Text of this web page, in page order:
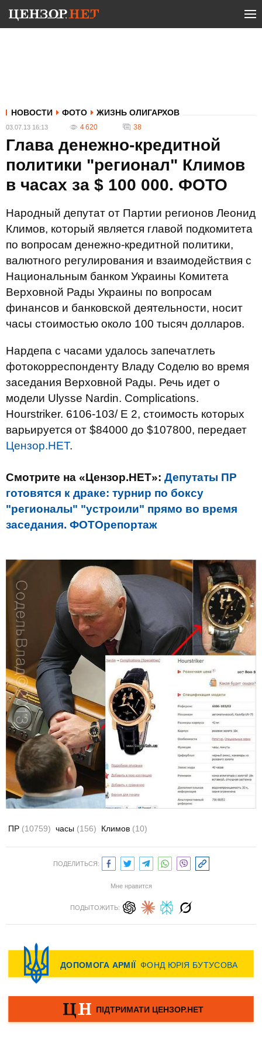
НОВОСТИ ФОТО ЖИЗНЬ ОЛИГАРХОВ
03.07.13 16:13 4 620 38
Глава денежно-кредитной
политики "регионал" Климов
в часах за $ 100 000. ФОТО
Народный депутат от Партии регионов Леонид
Климов, который является главой подкомитета
по вопросам денежно-кредитной политики,
валютного регулирования и взаимодействия с
Национальным банком Украины Комитета
Верховной Рады Украины по вопросам
финансов и банковской деятельности, носит
часы стоимостью около 100 тысяч долларов.
Нардепа с часами удалось запечатлеть
фотокорреспонденту Владу Соделю во время
заседания Верховной Рады. Речь идет о
модели Ulysse Nardin. Complications.
Hourstriker. 6106-103/ E 2, стоимость которых
варьируется от $84000 до $107800, передает
Цензор.НЕТ.
Смотрите на «Цензор.НЕТ»: Депутаты ПР
готовятся к драке: турнир по боксу
"регионалы" "устроили" прямо во время
заседания. ФОТОрепортаж
ПР (10759) часы (156) Климов (10)
ПОДЕЛИТЬСЯ:
Мне нравится
ПОДЫТОЖИТЬ: